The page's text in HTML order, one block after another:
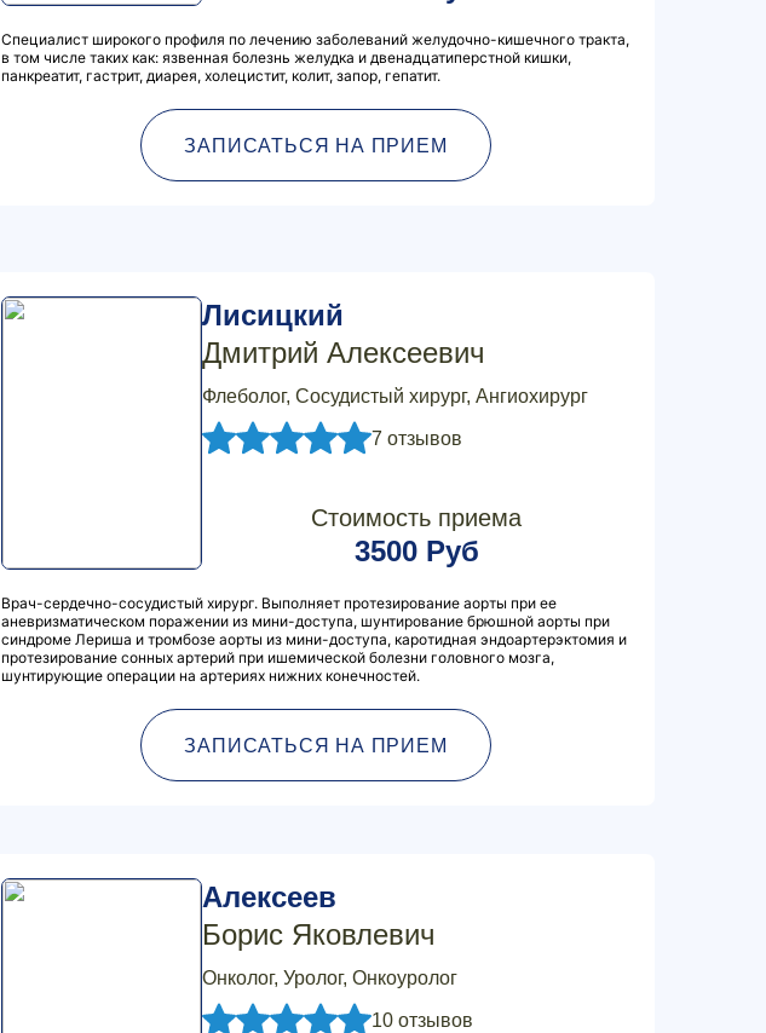
Специалист широкого профиля по лечению заболеваний желудочно-кишечного тракта,
в том числе таких как: язвенная болезнь желудка и двенадцатиперстной кишки,
панкреатит, гастрит, диарея, холецистит, колит, запор, гепатит.
ЗАПИСАТЬСЯ НА ПРИЕМ
Лисицкий
Дмитрий Алексеевич
Флеболог, Сосудистый хирург, Ангиохирург
7 отзывов
Стоимость приема
3500 Руб
Врач-сердечно-сосудистый хирург. Выполняет протезирование аорты при ее
аневризматическом поражении из мини-доступа, шунтирование брюшной аорты при
синдроме Лериша и тромбозе аорты из мини-доступа, каротидная эндоартерэктомия и
протезирование сонных артерий при ишемической болезни головного мозга,
шунтирующие операции на артериях нижних конечностей.
ЗАПИСАТЬСЯ НА ПРИЕМ
Алексеев
Борис Яковлевич
Онколог, Уролог, Онкоуролог
10 отзывов